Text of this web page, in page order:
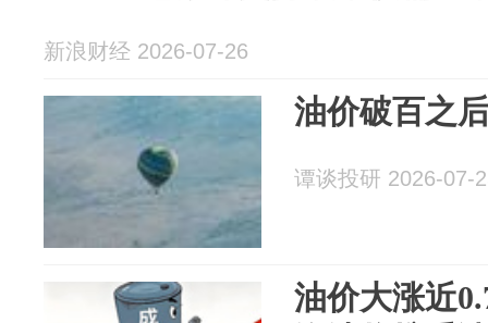
新浪财经 2026-07-26
油价破百之
谭谈投研 2026-07-
油价大涨近